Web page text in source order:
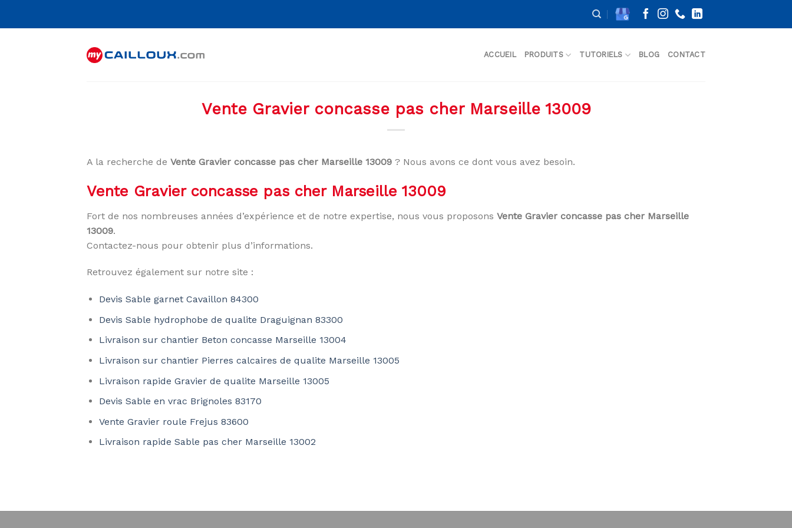
ACCUEIL PRODUITS TUTORIELS BLOG CONTACT
Vente Gravier concasse pas cher Marseille 13009
A la recherche de Vente Gravier concasse pas cher Marseille 13009 ? Nous avons ce dont vous avez besoin.
Vente Gravier concasse pas cher Marseille 13009
Fort de nos nombreuses années d’expérience et de notre expertise, nous vous proposons Vente Gravier concasse pas cher Marseille
13009.
Contactez-nous pour obtenir plus d’informations.
Retrouvez également sur notre site :
Devis Sable garnet Cavaillon 84300
Devis Sable hydrophobe de qualite Draguignan 83300
Livraison sur chantier Beton concasse Marseille 13004
Livraison sur chantier Pierres calcaires de qualite Marseille 13005
Livraison rapide Gravier de qualite Marseille 13005
Devis Sable en vrac Brignoles 83170
Vente Gravier roule Frejus 83600
Livraison rapide Sable pas cher Marseille 13002